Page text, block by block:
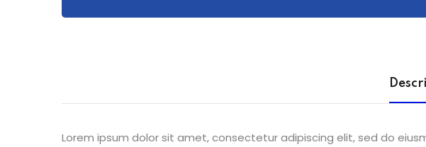
Lorem ipsum dolor sit amet, consectetur adipiscing elit, sed do